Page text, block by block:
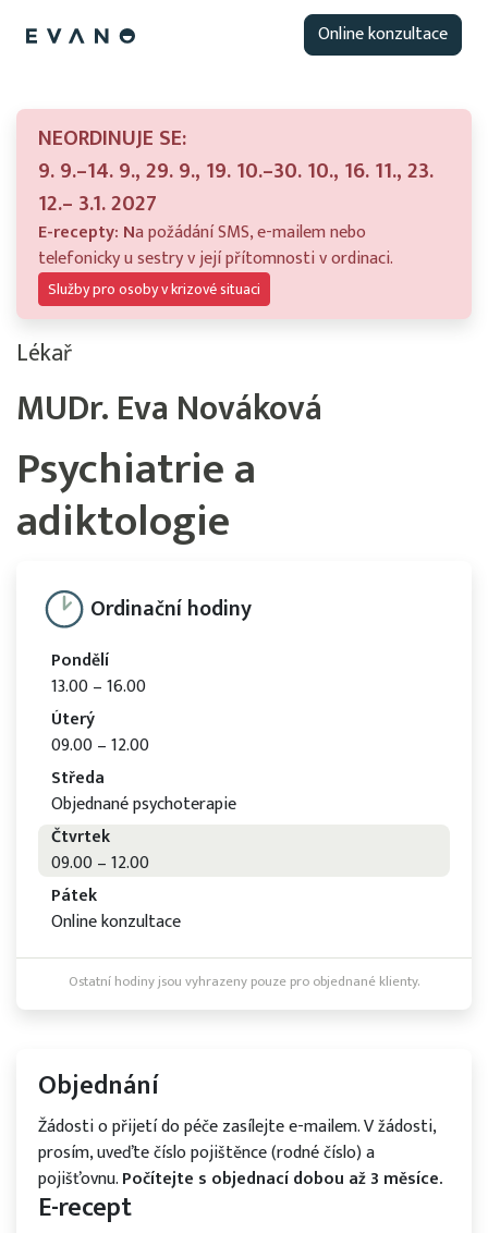
Online konzultace
Psychiatrie a
adiktologie
MUDr. Eva Nováková
Lékař
Ordinační hodiny
Pondělí
13.00 – 16.00
Úterý
09.00 – 12.00
Středa
Objednané psychoterapie
Čtvrtek
09.00 – 12.00
Pátek
Online konzultace
Ostatní hodiny jsou vyhrazeny pouze pro objednané klienty.
NEORDINUJE SE:
9. 9.–14. 9., 29. 9., 19. 10.–30. 10., 16. 11., 23.
12.– 3.1. 2027
E-recepty: Na požádání SMS, e-mailem nebo
telefonicky u sestry v její přítomnosti v ordinaci.
Služby pro osoby v krizové situaci
Objednání
Žádosti o přijetí do péče zasílejte e-mailem. V žádosti,
prosím, uveďte číslo pojištěnce (rodné číslo) a
pojišťovnu.Počítejte s objednací dobou až 3 měsíce.
E-recept